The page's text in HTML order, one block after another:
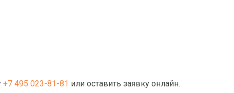
+7 495 023-81-81 или оставить заявку онлайн.